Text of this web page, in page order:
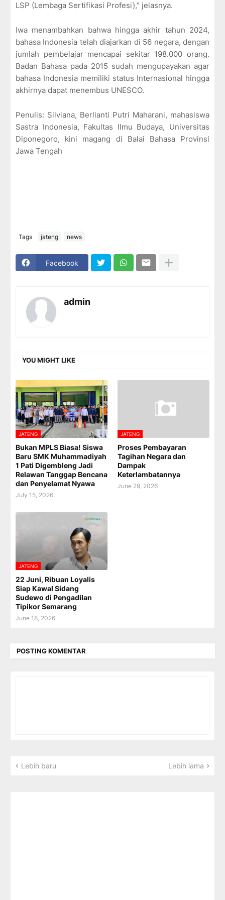
LSP (Lembaga Sertifikasi Profesi),” jelasnya.
Iwa menambahkan bahwa hingga akhir tahun 2024,
bahasa Indonesia telah diajarkan di 56 negara, dengan
jumlah pembelajar mencapai sekitar 198.000 orang.
Badan Bahasa pada 2015 sudah mengupayakan agar
bahasa Indonesia memiliki status Internasional hingga
akhirnya dapat menembus UNESCO.
Penulis: Silviana, Berlianti Putri Maharani, mahasiswa
Sastra Indonesia, Fakultas Ilmu Budaya, Universitas
Diponegoro, kini magang di Balai Bahasa Provinsi
Jawa Tengah
Tags jateng news
Facebook
admin
YOU MIGHT LIKE
JATENG
Bukan MPLS Biasa! Siswa
Baru SMK Muhammadiyah
1 Pati Digembleng Jadi
Relawan Tanggap Bencana
dan Penyelamat Nyawa
July 15, 2026
JATENG
Proses Pembayaran
Tagihan Negara dan
Dampak
Keterlambatannya
June 29, 2026
JATENG
22 Juni, Ribuan Loyalis
Siap Kawal Sidang
Sudewo di Pengadilan
Tipikor Semarang
June 18, 2026
POSTING KOMENTAR
Lebih baru Lebih lama